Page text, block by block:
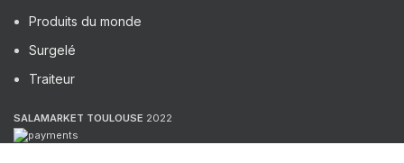
Produits du monde
Surgelé
Traiteur
SALAMARKET TOULOUSE 2022